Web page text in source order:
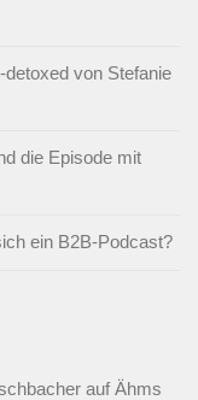
von Stefanie
die Episode mit
ein B2B-Podcast?
auf Ähms